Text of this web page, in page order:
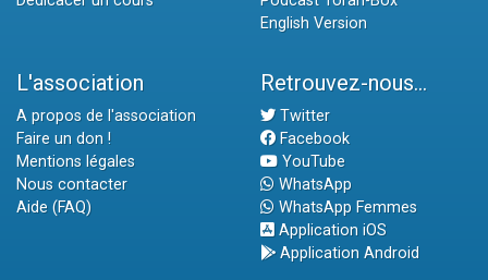
English Version
L'association
A propos de l'association
Faire un don !
Mentions légales
Nous contacter
Aide (FAQ)
Retrouvez-nous...
Twitter
Facebook
YouTube
WhatsApp
WhatsApp Femmes
Application iOS
Application Android